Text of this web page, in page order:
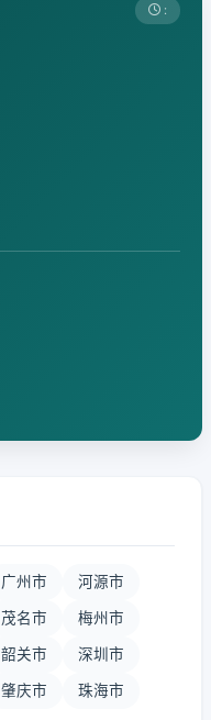
:
广州市 河源市
茂名市 梅州市
韶关市 深圳市
肇庆市 珠海市